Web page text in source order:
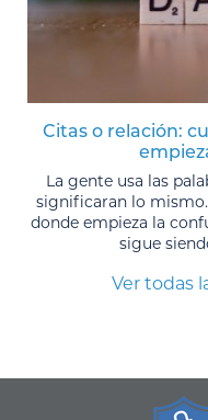
Citas o relación:
La gente usa las
significaran lo mismo.
donde empieza la
sigue
Ver todas